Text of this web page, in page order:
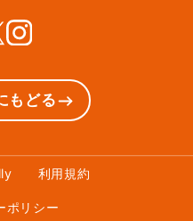
もどる
利用規約
ポリシー